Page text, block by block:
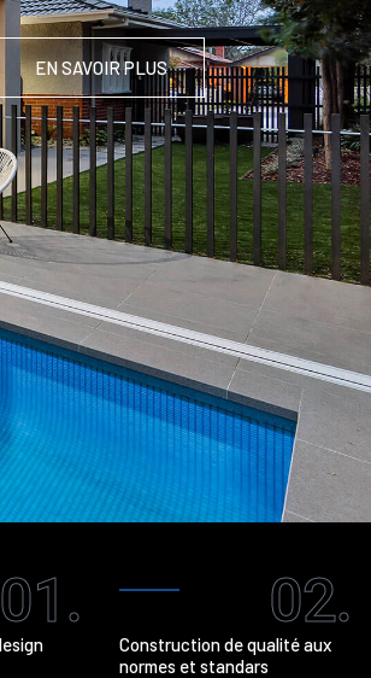
EN SAVOIR PLUS
01. 02.
Construction de qualité aux
normes et standars